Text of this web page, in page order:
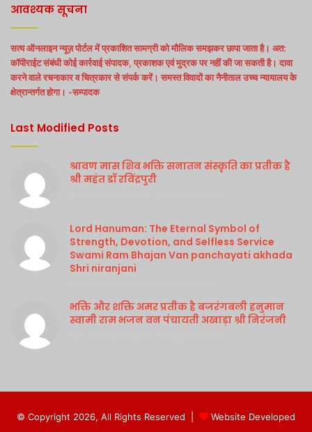
आवश्यक सूचना
सत्य ऑनलाइन न्यूज़ पोर्टल में प्रकाशित सामग्री को मौलिक समझकर छापा जाता है। अत:
कॉपीराईट संबंधी कोई कार्रवाई संपादक, प्रकाशक एवं मुद्रक पर नहीं की जा सकती है। दावा
करने वाले रचनाकार व चित्रकार से संपर्क करें। समस्त विवादों का नैनीताल उच्च न्यायालय के
क्षेत्रान्तर्गत होगा। -सम्पादक
Last Modified Posts
श्रावण मास शिव भक्ति सनातन संस्कृति का प्रतीक है
श्री महंत डॉ रविंद्रपुरी
Lord Hanuman: The Eternal Symbol of
Strength, Devotion, and Selfless Service
Swami Ram Bhajan Van panchayati akhada
Shri niranjani
भक्ति और शक्ति अमर प्रतीक है बजरंगबली हनुमान
स्वामी राम भजन वन पंचायती अखाड़ा श्री निरंजनी
© Copyright 2026, All Rights Reserved | Website Developed